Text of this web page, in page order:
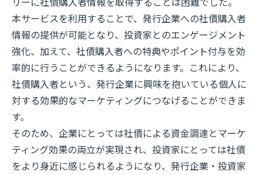
本サービスを利用することで、発行企業への社債購入者
情報の提供が可能となり、投資家とのエンゲージメント
強化、加えて、社債購入者への特典やポイント付与を効
率的に行うことができるようになります。これにより、
社債購入者という、発行企業に興味を抱いている個人に
対する効果的なマーケティングにつなげることができま
す。
そのため、企業にとっては社債による資金調達とマーケ
ティング効果の両立が実現され、投資家にとっては社債
をより身近に感じられるようになり、発行企業・投資家